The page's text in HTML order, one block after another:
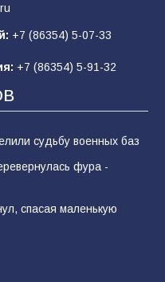
+7 (86354) 5-07-33
+7 (86354) 5-91-32
судьбу военных баз
фура -
спасая маленькую